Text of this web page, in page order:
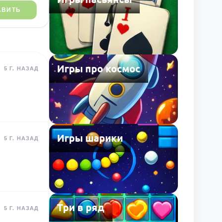
5 Г. НАЗАД
5 Г. НАЗАД
5 Г. НАЗАД
Игры про космос
Игры шарики
Три в ряд